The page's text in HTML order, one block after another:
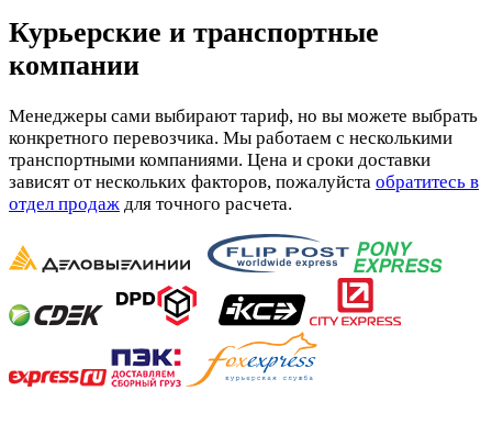
Курьерские и транспортные
компании
Менеджеры сами выбирают тариф, но вы можете выбрать
конкретного перевозчика. Мы работаем с несколькими
транспортными компаниями. Цена и сроки доставки
зависят от нескольких факторов, пожалуйста обратитесь в
отдел продаж для точного расчета.